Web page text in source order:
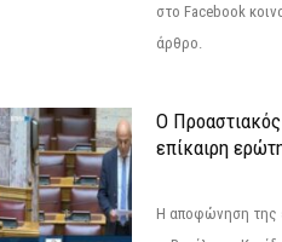
στο Facebook
άρθρο.
Ο
επίκαιρη
Η αποφώνηση της